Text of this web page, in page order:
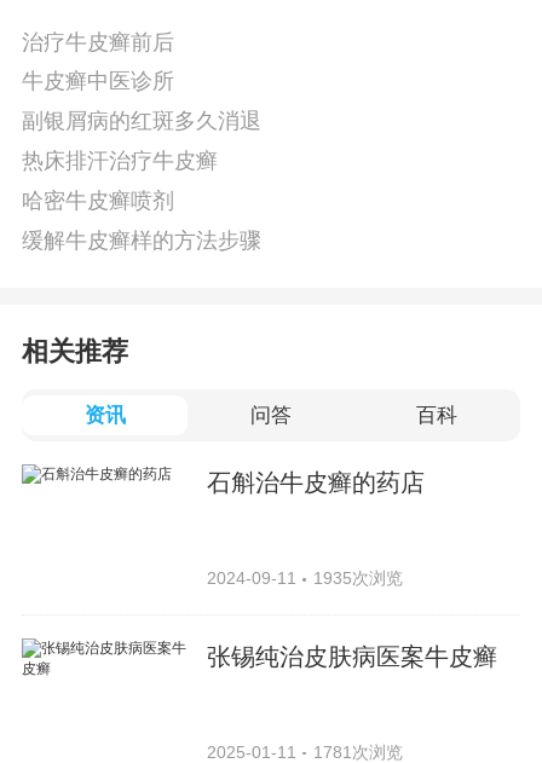
治疗牛皮癣前后
牛皮癣中医诊所
副银屑病的红斑多久消退
热床排汗治疗牛皮癣
哈密牛皮癣喷剂
缓解牛皮癣样的方法步骤
相关推荐
资讯 问答 百科
石斛治牛皮癣的药店
2024-09-11 1935次浏览
张锡纯治皮肤病医案牛皮癣
2025-01-11 1781次浏览